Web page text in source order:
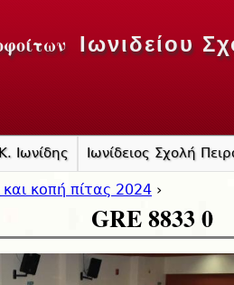
Ιωνιδείου
κοπή πίτας 2024 ›
GRE 8833 0
Ιωνίδης Ιωνίδειος Σχολή